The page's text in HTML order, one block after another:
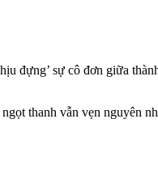
đựng’ sự cô đơn giữa
thanh vẫn vẹn nguyên